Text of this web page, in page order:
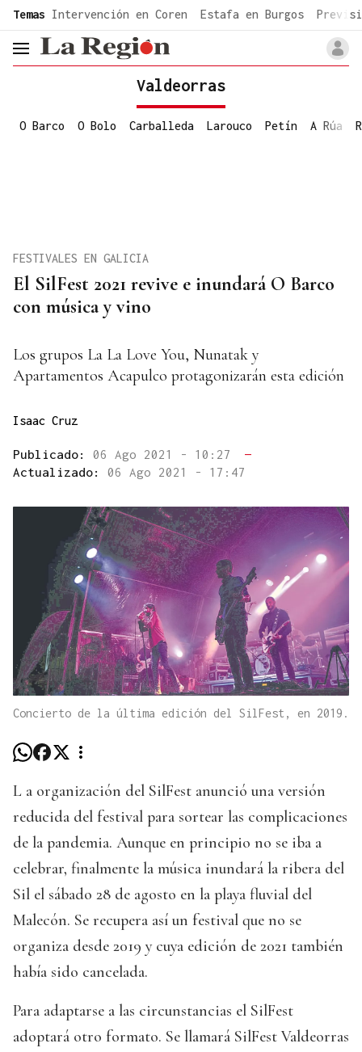
common.go-to-content
Temas Intervención en Coren Estafa en Burgos
header.menu.open
Valdeorras
O Barco O Bolo Carballeda Larouco Petín A Rúa
El SilFest 2021 revive e inundará O Barco
con música y vino
FESTIVALES EN GALICIA
Los grupos La La Love You, Nunatak y
Apartamentos Acapulco protagonizarán esta edición
Isaac Cruz
Publicado: 06 Ago 2021 - 10:27
—
Actualizado: 06 Ago 2021 - 17:47
Concierto de la última edición del SilFest, en 2019.
L a organización del SilFest anunció una versión
reducida del festival para sortear las complicaciones
de la pandemia. Aunque en principio no se iba a
celebrar, finalmente la música inundará la ribera del
Sil el sábado 28 de agosto en la playa fluvial del
Malecón. Se recupera así un festival que no se
organiza desde 2019 y cuya edición de 2021 también
había sido cancelada.
Para adaptarse a las circunstancias el SilFest
adoptará otro formato. Se llamará SilFest Valdeorras